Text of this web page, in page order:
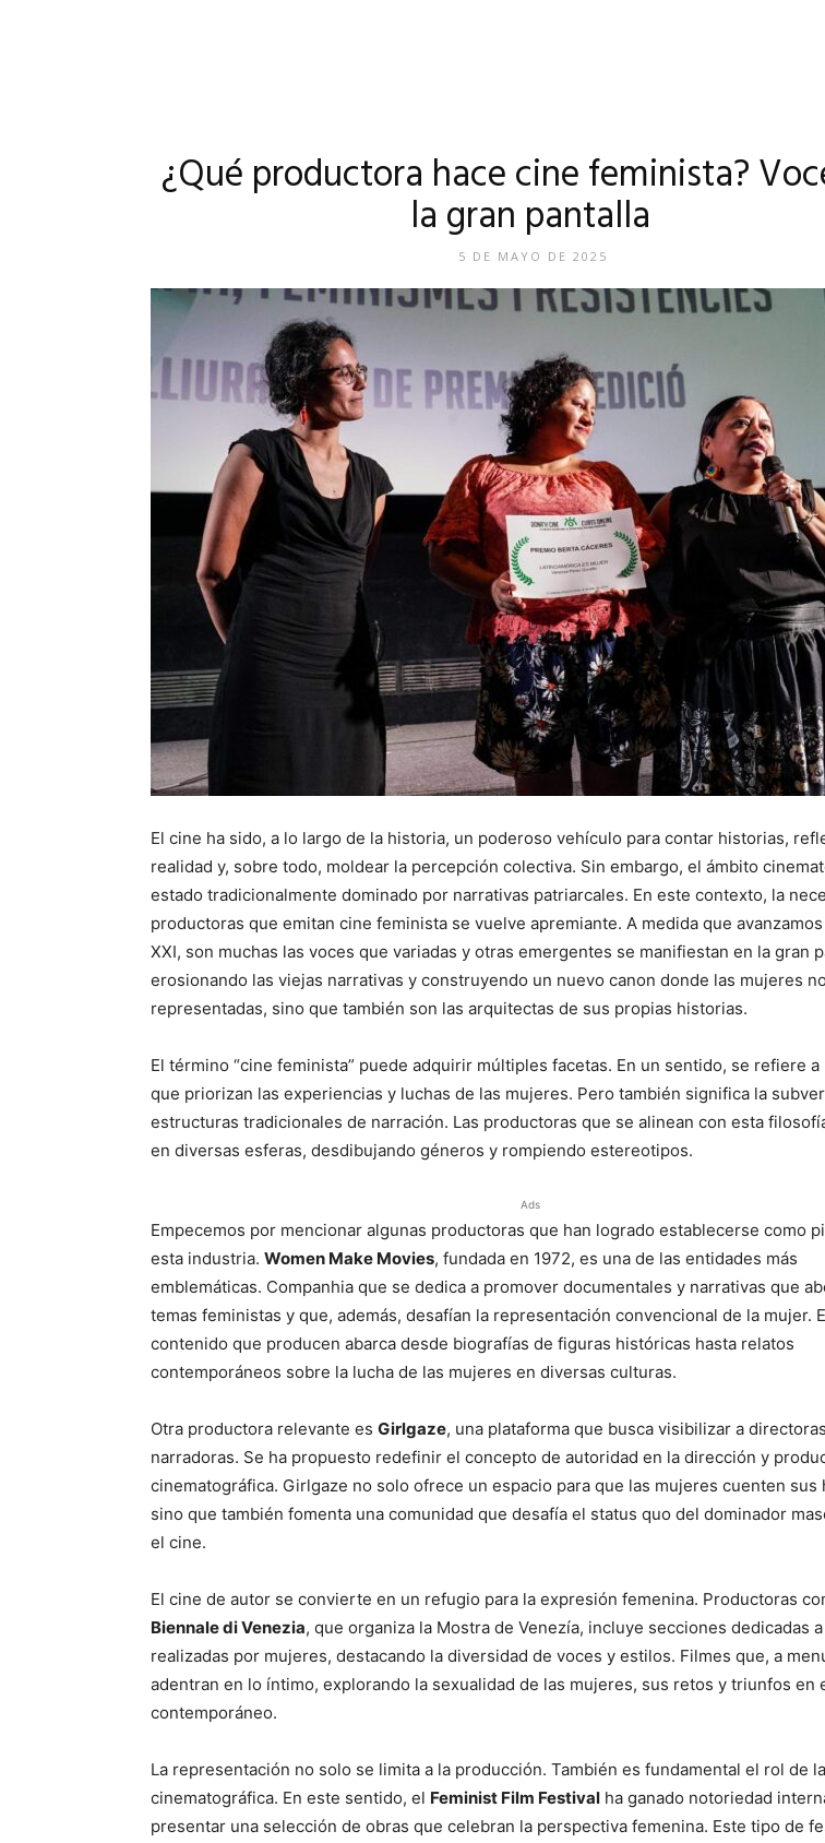
¿Qué productora hace cine feminista?
la gran pantalla
5 DE MAYO DE 2025
El cine ha sido, a lo largo de la historia, un poderoso vehículo para contar historias,
realidad y, sobre todo, moldear la percepción colectiva. Sin embargo, el ámbito
estado tradicionalmente dominado por narrativas patriarcales. En este contexto, la
productoras que emitan cine feminista se vuelve apremiante. A medida que
XXI, son muchas las voces que variadas y otras emergentes se manifiestan en la gran
erosionando las viejas narrativas y construyendo un nuevo canon donde las mujeres
representadas, sino que también son las arquitectas de sus propias historias.
El término “cine feminista” puede adquirir múltiples facetas. En un sentido, se refiere a
que priorizan las experiencias y luchas de las mujeres. Pero también significa la
estructuras tradicionales de narración. Las productoras que se alinean con esta
en diversas esferas, desdibujando géneros y rompiendo estereotipos.
Ads
Empecemos por mencionar algunas productoras que han logrado establecerse como
esta industria. Women Make Movies, fundada en 1972, es una de las entidades más
emblemáticas. Companhia que se dedica a promover documentales y narrativas que
temas feministas y que, además, desafían la representación convencional de la mujer.
contenido que producen abarca desde biografías de figuras históricas hasta relatos
contemporáneos sobre la lucha de las mujeres en diversas culturas.
Otra productora relevante es Girlgaze, una plataforma que busca visibilizar a
narradoras. Se ha propuesto redefinir el concepto de autoridad en la dirección y
cinematográfica. Girlgaze no solo ofrece un espacio para que las mujeres cuenten sus
sino que también fomenta una comunidad que desafía el status quo del dominador
el cine.
El cine de autor se convierte en un refugio para la expresión femenina. Productoras
Biennale di Venezia, que organiza la Mostra de Venezía, incluye secciones dedicadas
realizadas por mujeres, destacando la diversidad de voces y estilos. Filmes que, a
adentran en lo íntimo, explorando la sexualidad de las mujeres, sus retos y triunfos en
contemporáneo.
La representación no solo se limita a la producción. También es fundamental el rol de
cinematográfica. En este sentido, el Feminist Film Festival ha ganado notoriedad
presentar una selección de obras que celebran la perspectiva femenina. Este tipo de